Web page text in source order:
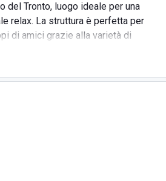
del Tronto, luogo ideale per una
relax. La struttura è perfetta per
di amici grazie alla varietà di
distesa di
e pulite acque del Mar Adriatico. Le